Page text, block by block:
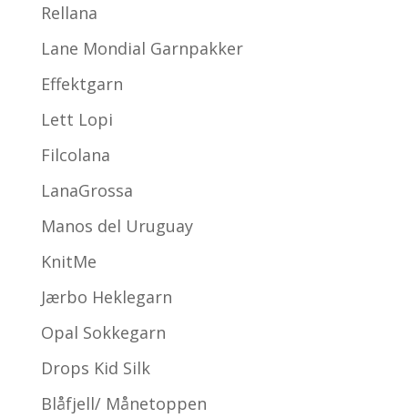
Rellana
Lane Mondial Garnpakker
Effektgarn
Lett Lopi
Filcolana
LanaGrossa
Manos del Uruguay
KnitMe
Jærbo Heklegarn
Opal Sokkegarn
Drops Kid Silk
Blåfjell/ Månetoppen